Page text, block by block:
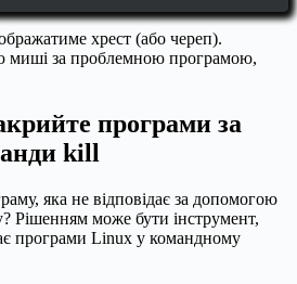
хрест (або череп).
миші за проблемною програмою,
програми за
kill
яка не відповідає за допомогою
Рішенням може бути інструмент,
програми Linux у командному